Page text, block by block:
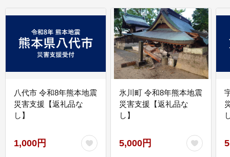
八代市 令和8年熊本地震
災害支援【返礼品な
し】
1,000円
氷川町 令和8年熊本地震
災害支援【返礼品な
し】
5,000円